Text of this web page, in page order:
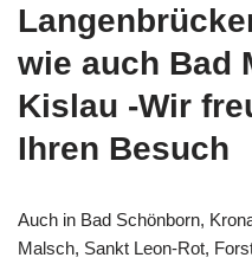
wie auch Bad
Kislau -Wir
Ihren Besuch
Auch in Bad Schönborn,
Malsch, Sankt Leon-Rot,